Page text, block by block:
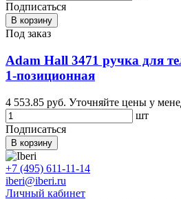
Подписаться
В корзину
Под заказ
Adam Hall 3471 ручка для
1-позиционная
4 553.85 руб. Уточняйте цены у
шт
Подписаться
В корзину
+7 (495) 611-11-14
iberi@iberi.ru
Личный кабинет